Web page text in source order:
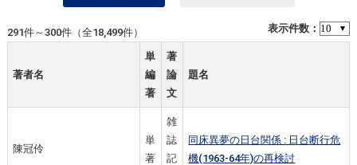
表示件数：
291件～300件（全18,499件）
著者名
単
編
著
著
論
文
題名
陳冠伶
単
著
雑
誌
記
同床異夢の日台関係 : 日台断行危
機(1963-64年)の再検討